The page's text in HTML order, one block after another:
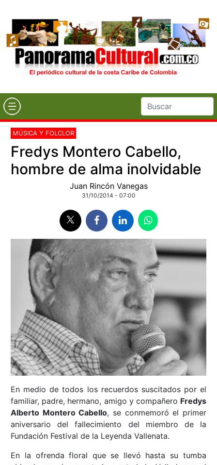
MÚSICA Y FOLCLOR
Fredys Montero Cabello,
hombre de alma inolvidable
Juan Rincón Vanegas
31/10/2014 - 07:00
En medio de todos los recuerdos suscitados por el
familiar, padre, hermano, amigo y compañero Fredys
Alberto Montero Cabello, se conmemoró el primer
aniversario del fallecimiento del miembro de la
Fundación Festival de la Leyenda Vallenata.
En la ofrenda floral que se llevó hasta su tumba